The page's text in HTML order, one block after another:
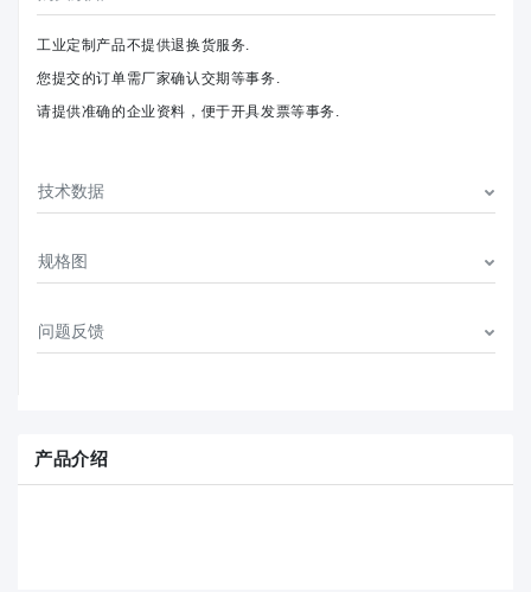
工业定制产品不提供退换货服务.
您提交的订单需厂家确认交期等事务.
请提供准确的企业资料，便于开具发票等事务.
技术数据
规格图
问题反馈
产品介绍